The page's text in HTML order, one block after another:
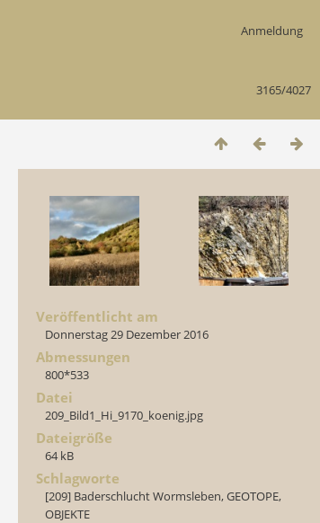
Anmeldung
3165/4027
Veröffentlicht am
Donnerstag 29 Dezember 2016
Abmessungen
800*533
Datei
209_Bild1_Hi_9170_koenig.jpg
Dateigröße
64 kB
Schlagworte
[209] Baderschlucht Wormsleben,GEOTOPE,
OBJEKTE